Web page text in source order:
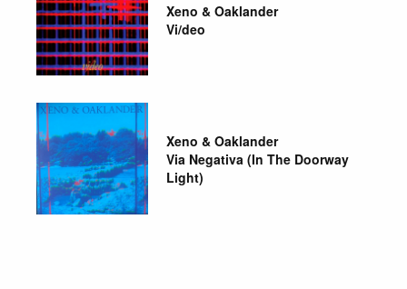
Xeno & Oaklander
Vi/deo
Xeno & Oaklander
Via Negativa (In The Doorway
Light)